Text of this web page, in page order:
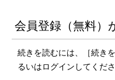
会員登録（無料）
続きを読むには、［続き
るいはログインしてくださ